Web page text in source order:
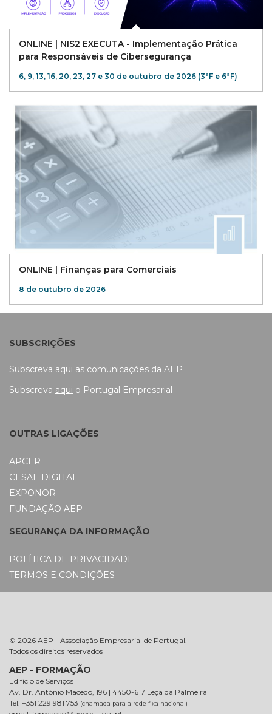
ONLINE | NIS2 EXECUTA - Implementação Prática
para Responsáveis de Cibersegurança
6, 9, 13, 16, 20, 23, 27 e 30 de outubro de 2026 (3ªF e 6ªF)
ONLINE | Finanças para Comerciais
8 de outubro de 2026
SUBSCRIÇÕES
Subscreva aqui as comunicações da AEP
Subscreva aqui o Portugal Empresarial
OUTRAS LIGAÇÕES
APCER
CESAE DIGITAL
EXPONOR
FUNDAÇÃO AEP
SEGURANÇA DA INFORMAÇÃO
POLÍTICA DE PRIVACIDADE
TERMOS E CONDIÇÕES
© 2026 AEP - Associação Empresarial de Portugal.
Todos os direitos reservados
AEP - FORMAÇÃO
Edifício de Serviços
Av. Dr. António Macedo, 196 | 4450-617 Leça da Palmeira
Tel: +351 229 981 753 (chamada para a rede fixa nacional)